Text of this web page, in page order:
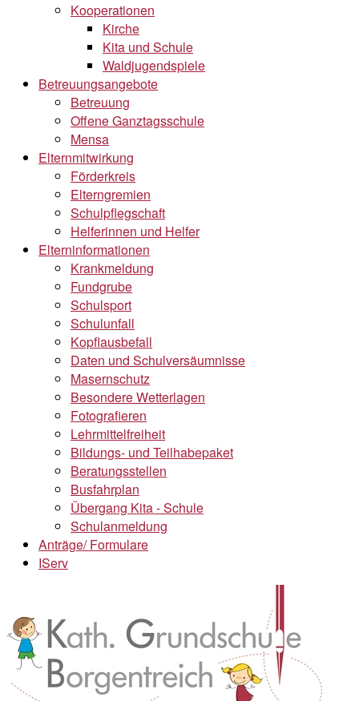
Kooperationen
Kirche
Kita und Schule
Waldjugendspiele
Betreuungsangebote
Betreuung
Offene Ganztagsschule
Mensa
Elternmitwirkung
Förderkreis
Elterngremien
Schulpflegschaft
Helferinnen und Helfer
Elterninformationen
Krankmeldung
Fundgrube
Schulsport
Schulunfall
Kopflausbefall
Daten und Schulversäumnisse
Masernschutz
Besondere Wetterlagen
Fotografieren
Lehrmittelfreiheit
Bildungs- und Teilhabepaket
Beratungsstellen
Busfahrplan
Übergang Kita - Schule
Schulanmeldung
Anträge/ Formulare
IServ